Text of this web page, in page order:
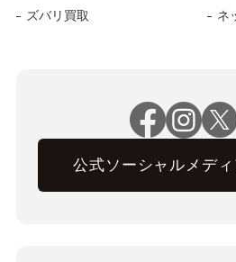
ズバリ買取 ネ
公式ソーシャルメデ